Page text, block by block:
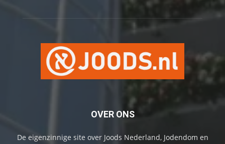
OVER ONS
De eigenzinnige site over Joods Nederland, Jodendom en